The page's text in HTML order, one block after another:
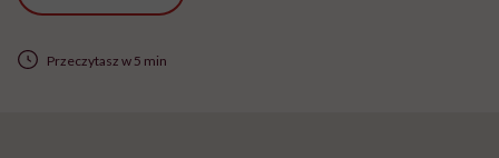
Przeczytasz w 5 min